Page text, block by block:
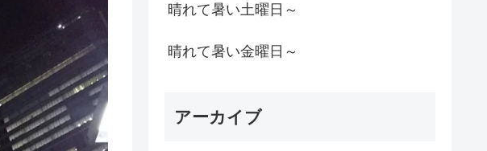
晴れて暑い土曜日～
晴れて暑い金曜日～
アーカイブ